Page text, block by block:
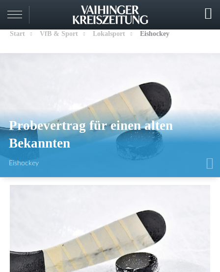
Start VfB & Sport Lokalsport Eishockey
Probevertrag für einen alten
Bekannten
Eishockey